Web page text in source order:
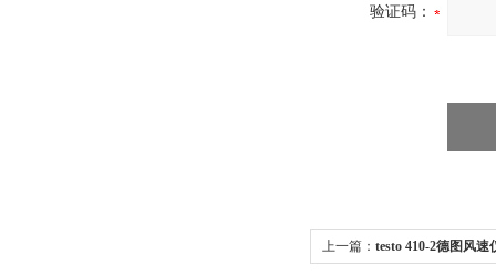
验证码：
上一篇： testo 410-2德图风速